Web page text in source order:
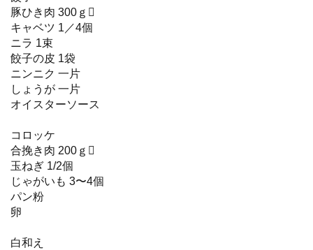
豚ひき肉 300ｇ
キャベツ 1／4個
ニラ 1束
餃子の皮 1袋
ニンニク 一片
しょうが 一片
オイスターソース
コロッケ
合挽き肉 200ｇ
玉ねぎ 1/2個
じゃがいも 3〜4個
パン粉
卵
白和え